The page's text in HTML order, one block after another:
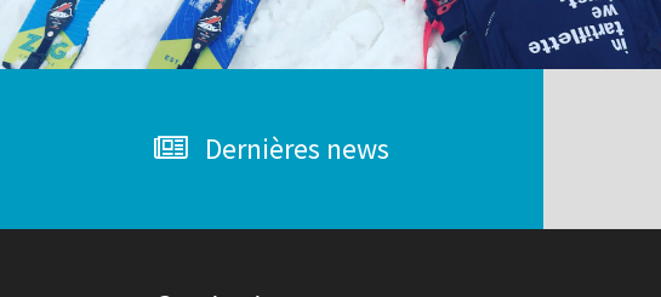
Dernières news